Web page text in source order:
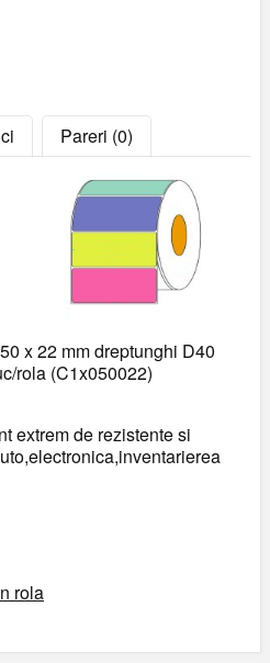
Pareri (0)
x 22 mm dreptunghi D40
rola (C1x050022)
extrem de rezistente si
rola